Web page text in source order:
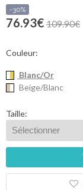
-30%
76.93€ 109.90€
Couleur:
Blanc/Or
Beige/Blanc
Taille: